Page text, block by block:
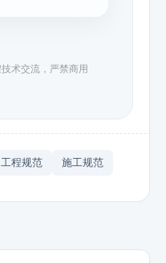
术交流，严禁商用
工程规范 施工规范